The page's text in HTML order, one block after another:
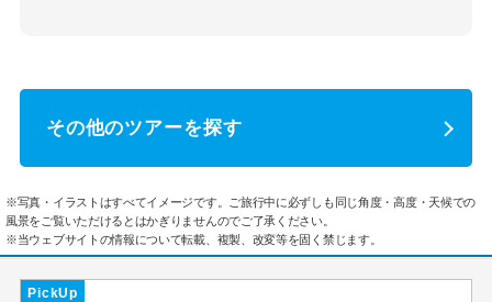
その他のツアーを探す
※写真・イラストはすべてイメージです。ご旅行中に必ずしも同じ角度・高度・天候での
風景をご覧いただけるとはかぎりませんのでご了承ください。
※当ウェブサイトの情報について転載、複製、改変等を固く禁じます。
PickUp